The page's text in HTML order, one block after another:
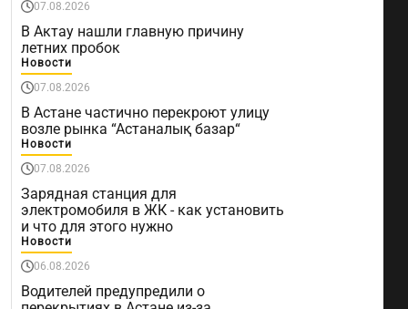
07.08.2026
В Актау нашли главную причину
летних пробок
Новости
07.08.2026
В Астане частично перекроют улицу
возле рынка “Астаналық базар“
Новости
07.08.2026
Зарядная станция для
электромобиля в ЖК - как установить
и что для этого нужно
Новости
06.08.2026
Водителей предупредили о